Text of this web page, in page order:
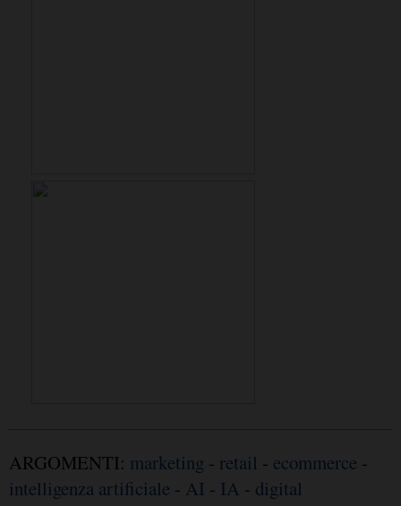
ARGOMENTI: marketing - retail - ecommerce -
intelligenza artificiale - AI - IA - digital